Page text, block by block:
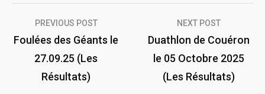
Navigation
de
l’article
PREVIOUS POST
Foulées des Géants le
27.09.25 (Les
Résultats)
NEXT POST
Duathlon de Couéron
le 05 Octobre 2025
(Les Résultats)